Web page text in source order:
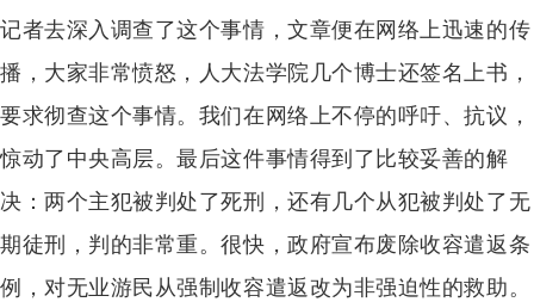
记者去深入调查了这个事情，文章便在网络上迅速的传
播，大家非常愤怒，人大法学院几个博士还签名上书，
要求彻查这个事情。我们在网络上不停的呼吁、抗议，
惊动了中央高层。最后这件事情得到了比较妥善的解
决：两个主犯被判处了死刑，还有几个从犯被判处了无
期徒刑，判的非常重。很快，政府宣布废除收容遣返条
例，对无业游民从强制收容遣返改为非强迫性的救助。